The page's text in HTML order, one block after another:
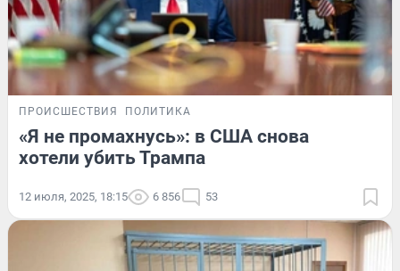
ПРОИСШЕСТВИЯ ПОЛИТИКА
«Я не промахнусь»: в США снова
хотели убить Трампа
12 июля, 2025, 18:15 6 856 53